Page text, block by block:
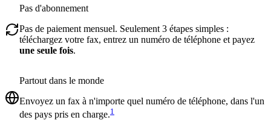
Pas d'abonnement
Pas de paiement mensuel. Seulement 3 étapes simples :
téléchargez votre fax, entrez un numéro de téléphone et payez
une seule fois.
Partout dans le monde
Envoyez un fax à n'importe quel numéro de téléphone, dans l'un
des pays pris en charge.1